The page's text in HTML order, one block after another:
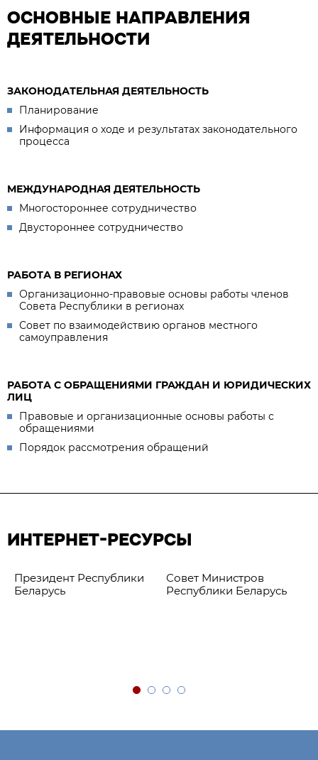
ОСНОВНЫЕ НАПРАВЛЕНИЯ
ДЕЯТЕЛЬНОСТИ
ЗАКОНОДАТЕЛЬНАЯ ДЕЯТЕЛЬНОСТЬ
Планирование
Информация о ходе и результатах законодательного
процесса
МЕЖДУНАРОДНАЯ ДЕЯТЕЛЬНОСТЬ
Многостороннее сотрудничество
Двустороннее сотрудничество
РАБОТА В РЕГИОНАХ
Организационно-правовые основы работы членов
Совета Республики в регионах
Совет по взаимодействию органов местного
самоуправления
РАБОТА С ОБРАЩЕНИЯМИ ГРАЖДАН И ЮРИДИЧЕСКИХ
ЛИЦ
Правовые и организационные основы работы с
обращениями
Порядок рассмотрения обращений
ИНТЕРНЕТ-РЕСУРСЫ
Президент Республики
Беларусь
Совет Министров
Республики Беларусь